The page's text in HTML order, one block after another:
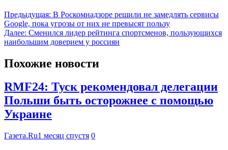
Предыдущая: В Роскомнадзоре решили не замедлять сервисы
Google, пока угрозы от них не превысят пользу
Далее: Сменился лидер рейтинга спортсменов, пользующихся
наибольшим доверием у россиян
Похожие новости
RMF24: Туск рекомендовал делегации
Польши быть осторожнее с помощью
Украине
Газета.Ru1 месяц спустя 0